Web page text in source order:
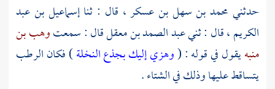
حدثني محمد بن سهل بن عسكر ، قال : ثناإسماعيل بن عبد
الكريم ،قال : ثنيعبد الصمد بن معقلقال : سمعتوهب بن
منبهيقول في قوله : (وهزي إليك بجذع النخلة) فكان الرطب
يتساقط عليها وذلك في الشتاء .